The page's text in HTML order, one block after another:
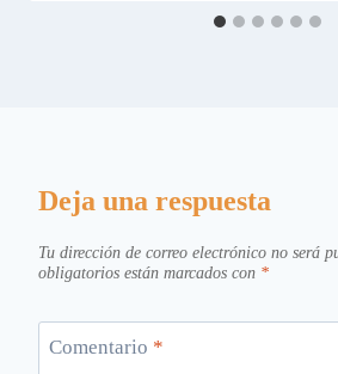
Deja una respuesta
Tu dirección de correo electrónico no será
obligatorios están marcados con *
Comentario *